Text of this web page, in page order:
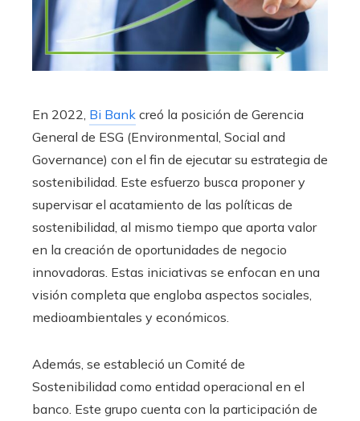
En 2022, Bi Bank creó la posición de Gerencia
General de ESG (Environmental, Social and
Governance) con el fin de ejecutar su estrategia de
sostenibilidad. Este esfuerzo busca proponer y
supervisar el acatamiento de las políticas de
sostenibilidad, al mismo tiempo que aporta valor
en la creación de oportunidades de negocio
innovadoras. Estas iniciativas se enfocan en una
visión completa que engloba aspectos sociales,
medioambientales y económicos.
Además, se estableció un Comité de
Sostenibilidad como entidad operacional en el
banco. Este grupo cuenta con la participación de